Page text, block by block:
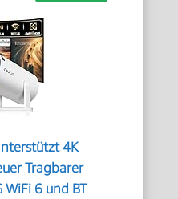
4K
Tragbarer
6 und BT